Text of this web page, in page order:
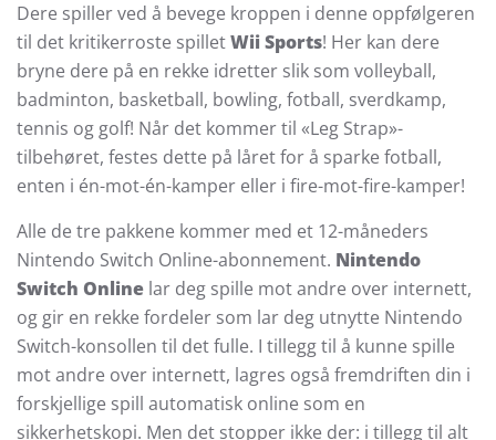
Dere spiller ved å bevege kroppen i denne oppfølgeren
til det kritikerroste spilletWii Sports! Her kan dere
bryne dere på en rekke idretter slik som volleyball,
badminton, basketball, bowling, fotball, sverdkamp,
tennis og golf! Når det kommer til «Leg Strap»-
tilbehøret, festes dette på låret for å sparke fotball,
enten i én-mot-én-kamper eller i fire-mot-fire-kamper!
Alle de tre pakkene kommer med et 12-måneders
Nintendo Switch Online-abonnement. Nintendo
Switch Online lar deg spille mot andre over internett,
og gir en rekke fordeler som lar deg utnytte Nintendo
Switch-konsollen til det fulle. I tillegg til å kunne spille
mot andre over internett, lagres også fremdriften din i
forskjellige spill automatisk online som en
sikkerhetskopi. Men det stopper ikke der: i tillegg til alt